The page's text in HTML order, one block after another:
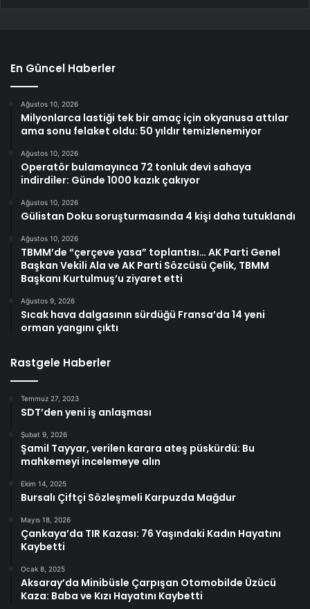
En Güncel Haberler
Ağustos 10, 2026
Milyonlarca lastiği tek bir amaç için okyanusa attılar
ama sonu felaket oldu: 50 yıldır temizlenemiyor
Ağustos 10, 2026
Operatör bulamayınca 72 tonluk devi sahaya
indirdiler: Günde 1000 kazık çakıyor
Ağustos 10, 2026
Gülistan Doku soruşturmasında 4 kişi daha tutuklandı
Ağustos 10, 2026
TBMM’de “çerçeve yasa” toplantısı… AK Parti Genel
Başkan Vekili Ala ve AK Parti Sözcüsü Çelik, TBMM
Başkanı Kurtulmuş’u ziyaret etti
Ağustos 9, 2026
Sıcak hava dalgasının sürdüğü Fransa’da 14 yeni
orman yangını çıktı
Rastgele Haberler
Temmuz 27, 2023
SDT’den yeni iş anlaşması
Şubat 9, 2026
Şamil Tayyar, verilen karara ateş püskürdü: Bu
mahkemeyi incelemeye alın
Ekim 14, 2025
Bursalı Çiftçi Sözleşmeli Karpuzda Mağdur
Mayıs 18, 2026
Çankaya’da TIR Kazası: 76 Yaşındaki Kadın Hayatını
Kaybetti
Ocak 8, 2025
Aksaray’da Minibüsle Çarpışan Otomobilde Üzücü
Kaza: Baba ve Kızı Hayatını Kaybetti